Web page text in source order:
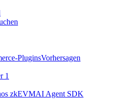
PluginsVorhersagen
1
zkEVMAI Agent SDK